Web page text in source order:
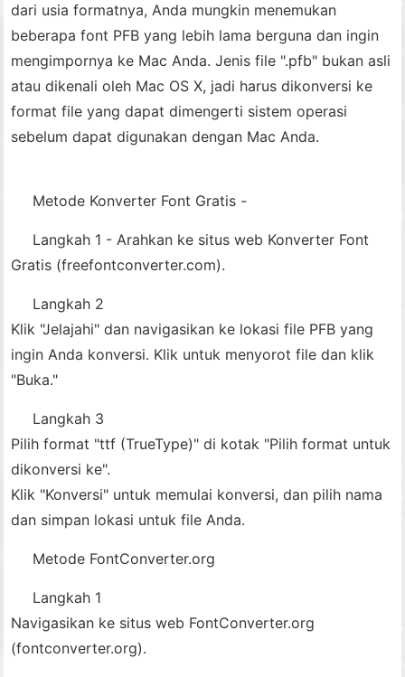
dari usia formatnya, Anda mungkin menemukan
beberapa font PFB yang lebih lama berguna dan ingin
mengimpornya ke Mac Anda. Jenis file ".pfb" bukan asli
atau dikenali oleh Mac OS X, jadi harus dikonversi ke
format file yang dapat dimengerti sistem operasi
sebelum dapat digunakan dengan Mac Anda.
Metode Konverter Font Gratis -
Langkah 1 - Arahkan ke situs web Konverter Font
Gratis (freefontconverter.com).
Langkah 2
Klik "Jelajahi" dan navigasikan ke lokasi file PFB yang
ingin Anda konversi. Klik untuk menyorot file dan klik
"Buka."
Langkah 3
Pilih format "ttf (TrueType)" di kotak "Pilih format untuk
dikonversi ke".
Klik "Konversi" untuk memulai konversi, dan pilih nama
dan simpan lokasi untuk file Anda.
Metode FontConverter.org
Langkah 1
Navigasikan ke situs web FontConverter.org
(fontconverter.org).